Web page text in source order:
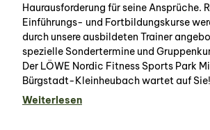
Haurausforderung für seine Ansprüche.
Einführungs- und Fortbildungskurse
durch unsere ausbildeten Trainer
spezielle Sondertermine und
Der LÖWE Nordic Fitness Sports Park
Bürgstadt-Kleinheubach wartet auf Sie!
Weiterlesen